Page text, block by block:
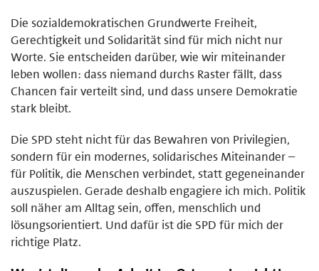
Die sozialdemokratischen Grundwerte Freiheit,
Gerechtigkeit und Solidarität sind für mich nicht nur
Worte. Sie entscheiden darüber, wie wir miteinander
leben wollen: dass niemand durchs Raster fällt, dass
Chancen fair verteilt sind, und dass unsere Demokratie
stark bleibt.
Die SPD steht nicht für das Bewahren von Privilegien,
sondern für ein modernes, solidarisches Miteinander –
für Politik, die Menschen verbindet, statt gegeneinander
auszuspielen. Gerade deshalb engagiere ich mich. Politik
soll näher am Alltag sein, offen, menschlich und
lösungsorientiert. Und dafür ist die SPD für mich der
richtige Platz.